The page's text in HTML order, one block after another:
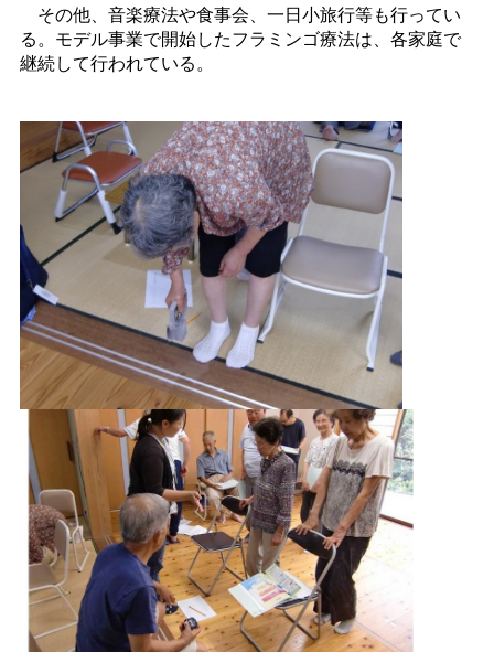
その他、音楽療法や食事会、一日小旅行等も行ってい
る。モデル事業で開始したフラミンゴ療法は、各家庭で
継続して行われている。